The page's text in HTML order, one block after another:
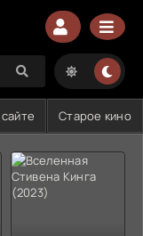
Старое кино